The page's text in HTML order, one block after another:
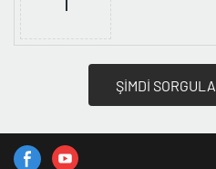
ŞİMDİ